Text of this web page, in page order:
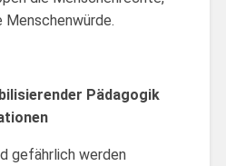
Pädagogik
gefährlich werden